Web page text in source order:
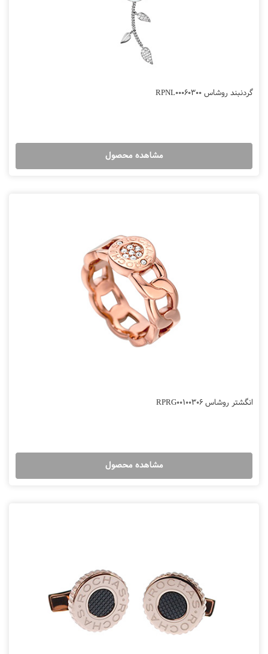
گردنبند روشاس RPNL00060300
مشاهده محصول
انگشتر روشاس RPRG00100306
مشاهده محصول